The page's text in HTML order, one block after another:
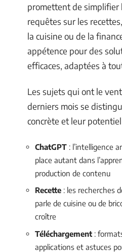
promettent de simplifier
requêtes sur les
la cuisine ou de la
appétence pour des
efficaces, adaptées à
Les sujets qui ont le
derniers mois se
concrète et leur
ChatGPT : l’intelligence
place autant dans
production de contenu
Recette : les recherches
parle de cuisine ou de
croître
Téléchargement :
applications et astuces